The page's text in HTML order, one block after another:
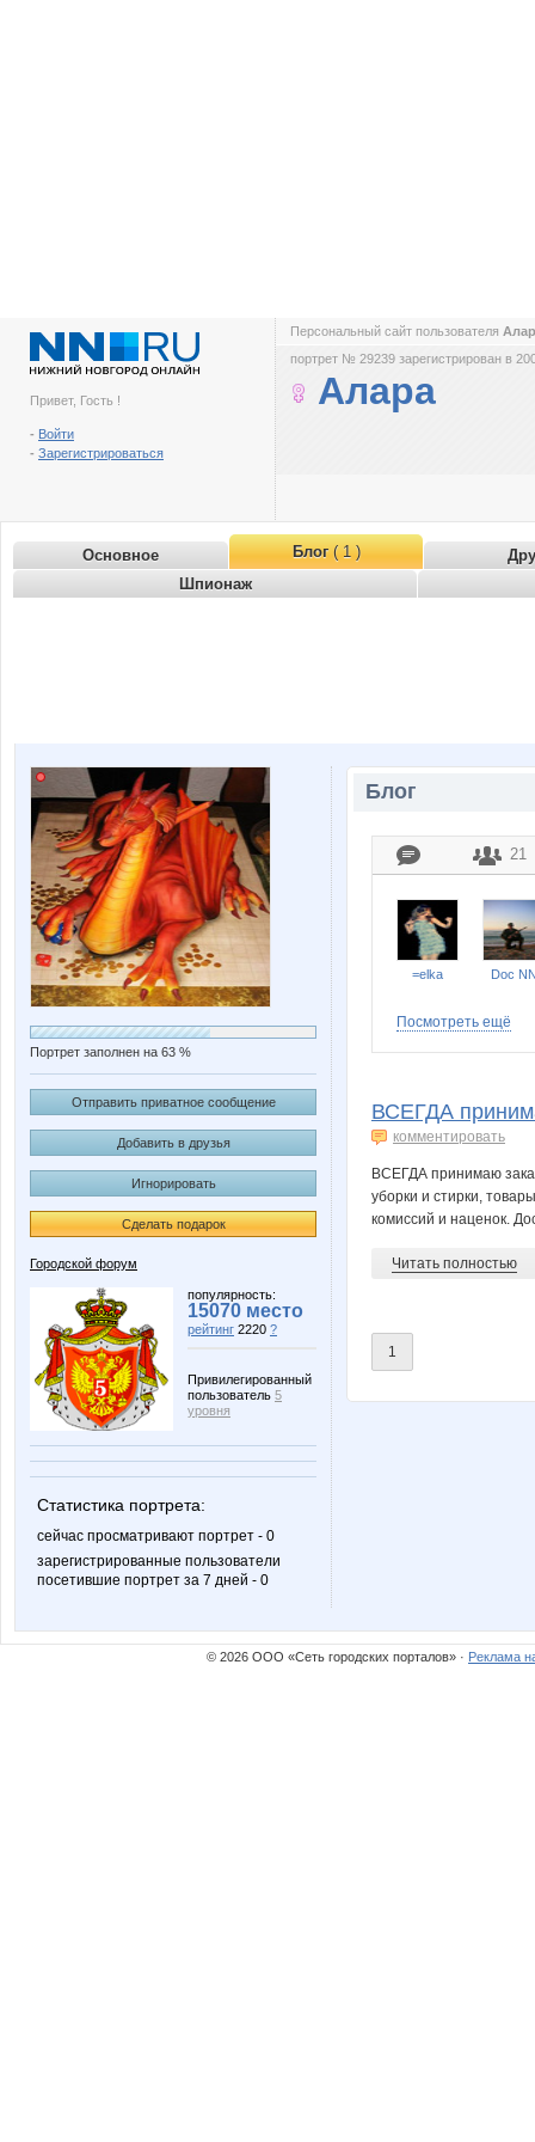
Привет, Гость !
- Войти
- Зарегистрироваться
Персональный сайт пользователя
портрет № 29239 зарегистрирован в
Алара
Основное Блог( 1 )
Шпионаж
Портрет заполнен на 63 %
Отправить приватное сообщение
Добавить в друзья
Игнорировать
Сделать подарок
Городской форум
популярность:
15070 место
рейтинг 2220 ?
Привилегированный
пользователь 5
уровня
Статистика портрета:
сейчас просматривают портрет - 0
зарегистрированные пользователи
посетившие портрет за 7 дней - 0
Блог
21
=elka Doc
Посмотреть ещё
ВСЕГДА
комментировать
ВСЕГДА принимаю
уборки и стирки,
комиссий и наценок.
Читать полностью
1
© 2026 ООО «Сеть городских порталов» · Реклама